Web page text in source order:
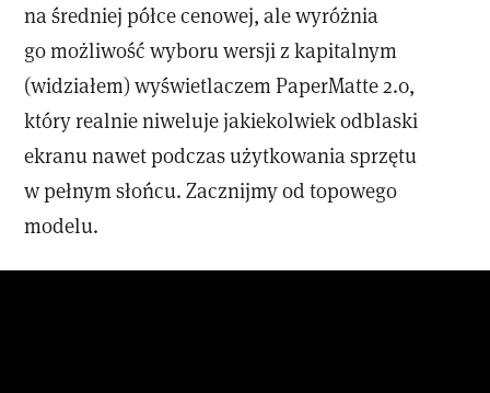
na średniej półce cenowej, ale wyróżnia
go możliwość wyboru wersji z kapitalnym
(widziałem) wyświetlaczem PaperMatte 2.0,
który realnie niweluje jakiekolwiek odblaski
ekranu nawet podczas użytkowania sprzętu
w pełnym słońcu. Zacznijmy od topowego
modelu.